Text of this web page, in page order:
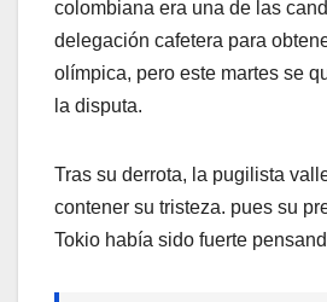
colombiana era una de las
delegación cafetera para
olímpica, pero este martes se
la disputa.
Tras su derrota, la pugilista
contener su tristeza. pues su
Tokio había sido fuerte